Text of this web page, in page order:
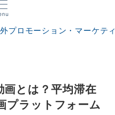
とは？平均滞在
プラットフォーム